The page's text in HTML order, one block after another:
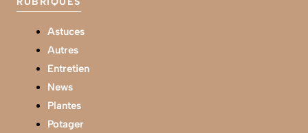
Astuces
Autres
Entretien
News
Plantes
Potager